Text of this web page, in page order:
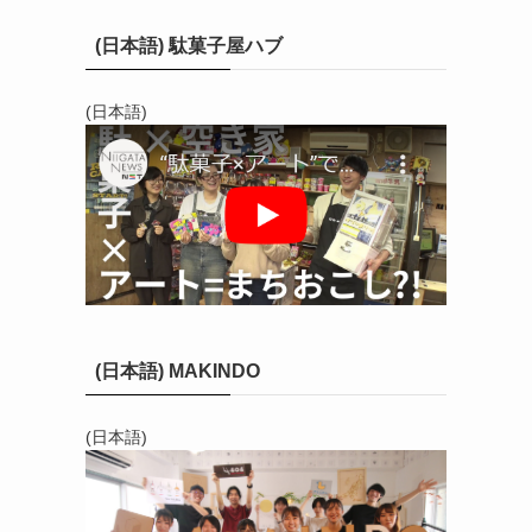
(日本語) 駄菓子屋ハブ
(日本語)
(日本語) MAKINDO
(日本語)